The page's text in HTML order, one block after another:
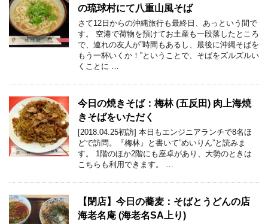
の琉球村にて八重山風そば
さて12日からの沖縄旅行も最終日、あっという間で
す。 空港で荷物を預けてお土産も一段落したところ
で、連れの友人が”時間もあるし、最後に沖縄そばを
もう一杯いくか！”ということで、そばをズルズルい
くことに …
今日の焼きそば：梅林 (五反田) 肉上海焼
きそばをいただく
[2018.04.25初訪] 本日もエンジニアランチで8名ほ
どで訪問。『梅林』と書いて”めいりん”と読みま
す。 1階のほか2階にも座卓があり、大勢のときは
こちらも利用できます。 …
【閉店】今日の蕎麦：そばとうどんの店
海老名庵 (海老名SA上り)